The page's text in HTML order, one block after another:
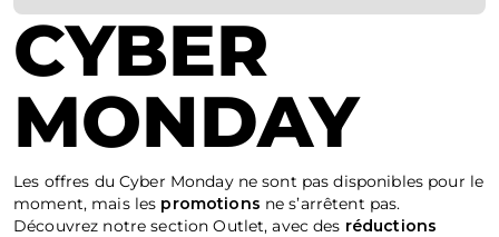
CYBER
MONDAY
Les offres du Cyber Monday ne sont pas disponibles pour le
moment, mais les promotions ne s’arrêtent pas.
Découvrez notre section Outlet, avec des réductions